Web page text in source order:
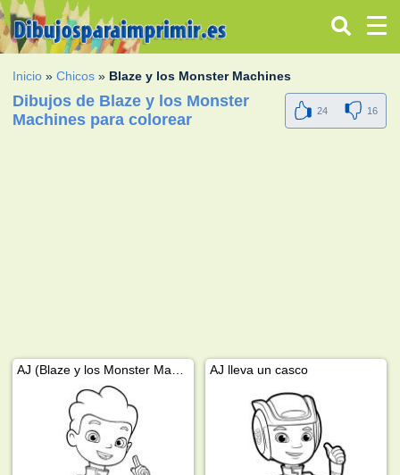
Inicio »Chicos » Blaze y los Monster Machines
Dibujos de Blaze y los Monster
Machines para colorear
24 16
AJ lleva un casco